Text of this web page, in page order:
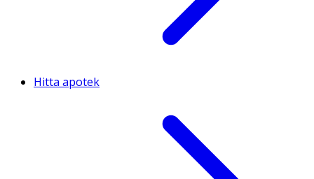
Hitta apotek